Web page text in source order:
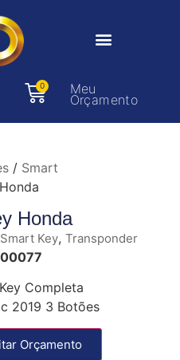
0 Meu
Orçamento
/ Smart
Honda
Smart Key, Transponder
Completa
2019 3 Botões
Orçamento